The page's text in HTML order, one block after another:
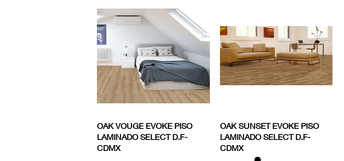
Vista rápida
OAK VOUGE EVOKE PISO
LAMINADO SELECT D.F-
CDMX
Vista rápida
OAK SUNSET EVOKE PISO
LAMINADO SELECT D.F-
CDMX